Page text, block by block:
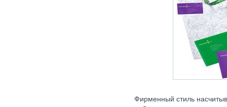
Фирменный стиль